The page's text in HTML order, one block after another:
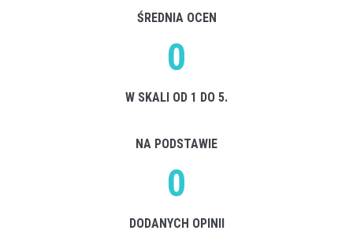
ŚREDNIA OCEN
0
W SKALI OD 1 DO 5.
NA PODSTAWIE
0
DODANYCH OPINII